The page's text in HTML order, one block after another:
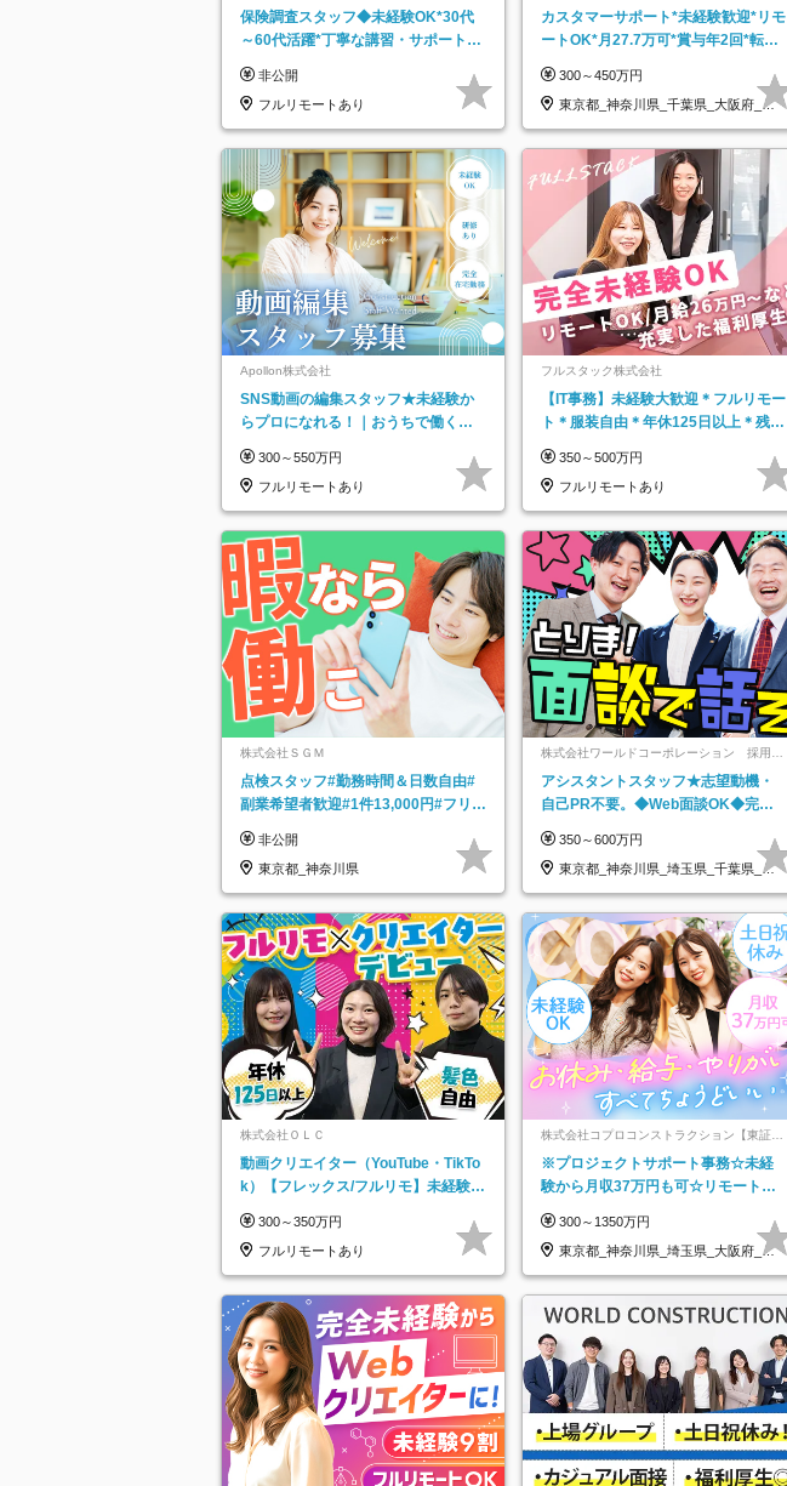
保険調査スタッフ◆未経験OK*30代
～60代活躍*丁寧な講習・サポートあ
託
非公開
フルリモートあり
カスタマーサポート*未経験歓迎*リモ
ートOK*月27.7万可*賞与年2回*転勤
300～450万円
東京都_神奈川県_千葉県_大阪府_愛
知県…
Apollon株式会社
SNS動画の編集スタッフ★未経験か
らプロになれる！｜おうちで働くフ
300～550万円
フルリモートあり
フルスタック株式会社
【IT事務】未経験大歓迎＊フルリモー
ト＊服装自由＊年休125日以上＊残業
350～500万円
フルリモートあり
株式会社ＳＧＭ
点検スタッフ#勤務時間＆日数自由#
副業希望者歓迎#1件13,000円#フリー
非公開
東京都_神奈川県
株式会社ワールドコーポレーション 採用事
アシスタントスタッフ★志望動機・
自己PR不要。◆Web面談OK◆完全
350～600万円
東京都_神奈川県_埼玉県_千葉県_大
阪府…
株式会社ＯＬＣ
動画クリエイター（YouTube・TikTo
k）【フレックス/フルリモ】未経験O
300～350万円
フルリモートあり
株式会社コプロコンストラクション【東証プ
ライム上場コプロ・ホールディングス子会
社】
※プロジェクトサポート事務☆未経
験から月収37万円も可☆リモート研
b
300～1350万円
東京都_神奈川県_埼玉県_大阪府_愛
知県…